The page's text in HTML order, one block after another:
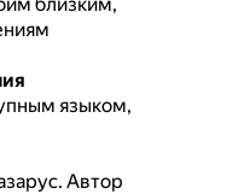
языком,
Автор